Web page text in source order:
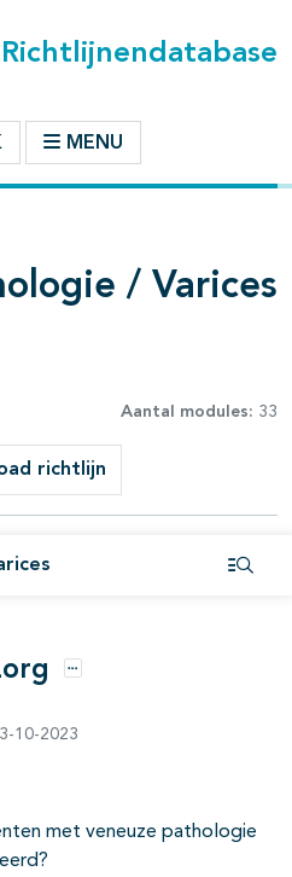
Richtlijnendatabase
MENU
/ Varices
Aantal modules: 33
richtlijn
Opties
10-2023
met veneuze pathologie